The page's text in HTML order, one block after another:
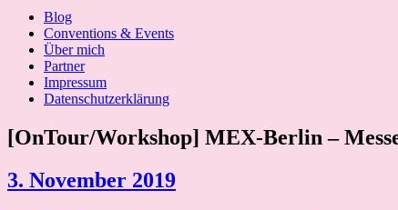
Blog
Conventions & Events
Über mich
Partner
Impressum
Datenschutzerklärung
[OnTour/Workshop] MEX-Berlin –
3. November 2019